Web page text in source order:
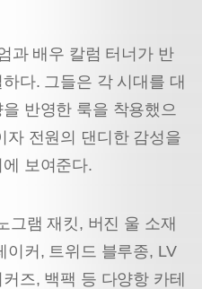
과 배우 칼럼 터너가 반
다. 그들은 각 시대를 대
반영한 룩을 착용했으
자 전원의 댄디한 감성을
보여준다.
그램 재킷, 버진 울 소재
이커, 트위드 블루종, LV
즈, 백팩 등 다양항 카테